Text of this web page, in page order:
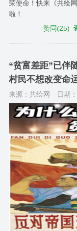
荣使命！快来《共绘
啦！
赞同(25)
“贫富差距”已伴
村民不想改变命
来源：共绘网 日期